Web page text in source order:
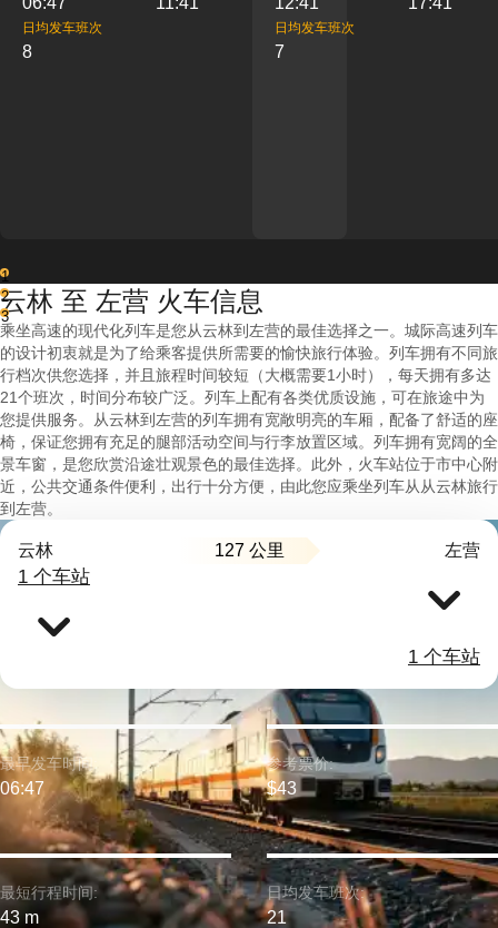
日均发车班次
8
日均发车班次
7
1
2
3
云林 至 左营 火车信息
乘坐高速的现代化列车是您从云林到左营的最佳选择之一。城际高速列车
的设计初衷就是为了给乘客提供所需要的愉快旅行体验。列车拥有不同旅
行档次供您选择，并且旅程时间较短（大概需要1小时），每天拥有多达
21个班次，时间分布较广泛。列车上配有各类优质设施，可在旅途中为
您提供服务。从云林到左营的列车拥有宽敞明亮的车厢，配备了舒适的座
椅，保证您拥有充足的腿部活动空间与行李放置区域。列车拥有宽阔的全
景车窗，是您欣赏沿途壮观景色的最佳选择。此外，火车站位于市中心附
近，公共交通条件便利，出行十分方便，由此您应乘坐列车从从云林旅行
到左营。
云林 127 公里 左营
1 个车站
1 个车站
最短行程时间:
43 m
最早发车时间:
06:47
参考票价:
$43
日均发车班次:
21